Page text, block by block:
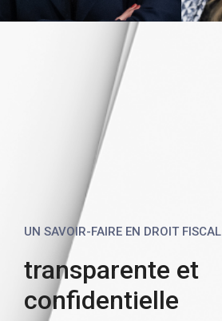
UN SAVOIR-FAIRE EN DROIT FISCAL
transparente et
confidentielle